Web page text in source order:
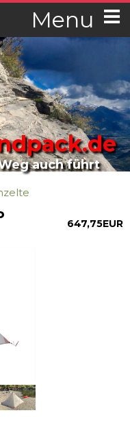
Menu
auch führt
647,75EUR